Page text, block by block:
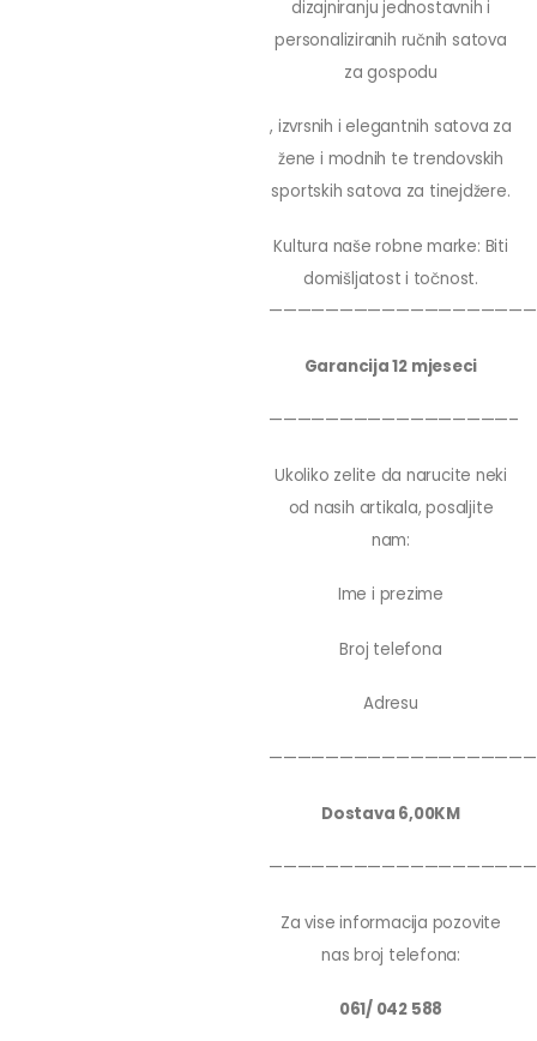
dizajniranju jednostavnih i
personaliziranih ručnih satova
za gospodu
, izvrsnih i elegantnih satova za
žene i modnih te trendovskih
sportskih satova za tinejdžere.
Kultura naše robne marke: Biti
domišljatost i točnost.
Garancija 12 mjeseci
—————————————————–
Ukoliko zelite da narucite neki
od nasih artikala, posaljite
nam:
Ime i prezime
Broj telefona
Adresu
———————————————————
Dostava 6,00KM
———————————————————
Za vise informacija pozovite
nas broj telefona:
061/ 042 588